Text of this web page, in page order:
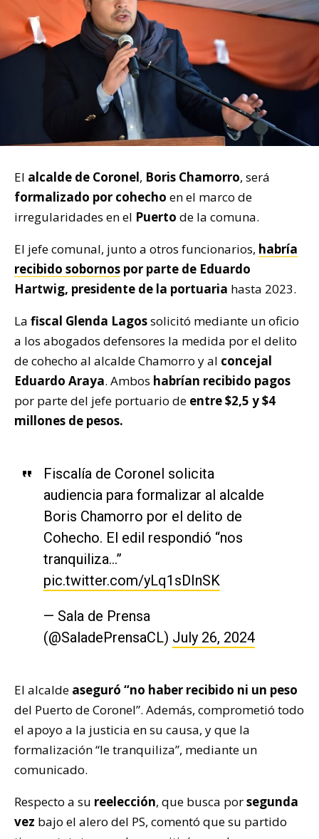
El alcalde de Coronel, Boris Chamorro, será
formalizado por cohecho en el marco de
irregularidades en el Puerto de la comuna.
El jefe comunal, junto a otros funcionarios, habría
recibido sobornos por parte de Eduardo
Hartwig, presidente de la portuaria hasta 2023.
La fiscal Glenda Lagossolicitó mediante un oficio
a los abogados defensores la medida por el delito
de cohecho al alcalde Chamorro y al concejal
Eduardo Araya. Ambos habrían recibido pagos
por parte del jefe portuario de entre $2,5 y $4
millones de pesos.
Fiscalía de Coronel solicita
audiencia para formalizar al alcalde
Boris Chamorro por el delito de
Cohecho. El edil respondió “nos
tranquiliza…”
pic.twitter.com/yLq1sDInSK
— Sala de Prensa
(@SaladePrensaCL) July 26, 2024
El alcalde aseguró “no haber recibido ni un peso
del Puerto de Coronel”. Además, comprometió todo
el apoyo a la justicia en su causa, y que la
formalización “le tranquiliza”, mediante un
comunicado.
Respecto a su reelección, que busca porsegunda
vez bajo el alero del PS, comentó que su partido